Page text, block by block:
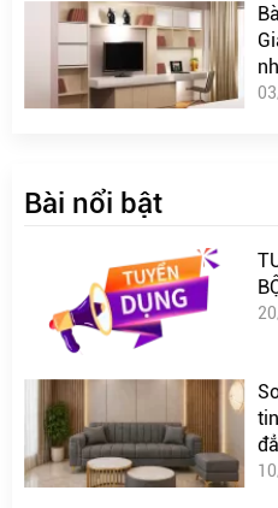
Bài nổi bật